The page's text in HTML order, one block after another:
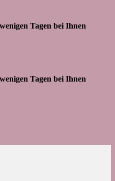
Tagen bei Ihnen
Tagen bei Ihnen